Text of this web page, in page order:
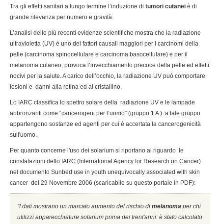
Tra gli effetti sanitari a lungo termine l’induzione di tumori cutanei è di
grande rilevanza per numero e gravità.
L’analisi delle più recenti evidenze scientifiche mostra che la radiazione
ultravioletta (UV) è uno dei fattori causali maggiori per i carcinomi della
pelle (carcinoma spinocellulare e carcinoma basocellulare) e per il
melanoma cutaneo, provoca l’invecchiamento precoce della pelle ed effetti
nocivi per la salute. A carico dell’occhio, la radiazione UV può comportare
lesioni e danni alla retina ed al cristallino.
Lo IARC classifica lo spettro solare della radiazione UV e le lampade
abbronzanti come “cancerogeni per l’uomo” (gruppo 1 A ): a tale gruppo
appartengono sostanze ed agenti per cui è accertata la cancerogenicità
sull'uomo.
Per quanto concerne l'uso dei solarium si riportano al riguardo le
constatazioni dello IARC (International Agency for Research on Cancer)
nel documento Sunbed use in youth unequivocally associated with skin
cancer del 29 Novembre 2006 (scaricabile su questo portale in PDF):
''I dati mostrano un marcato aumento del rischio di melanoma per chi
utilizzi apparecchiature solarium prima dei trent'anni: è stato calcolato